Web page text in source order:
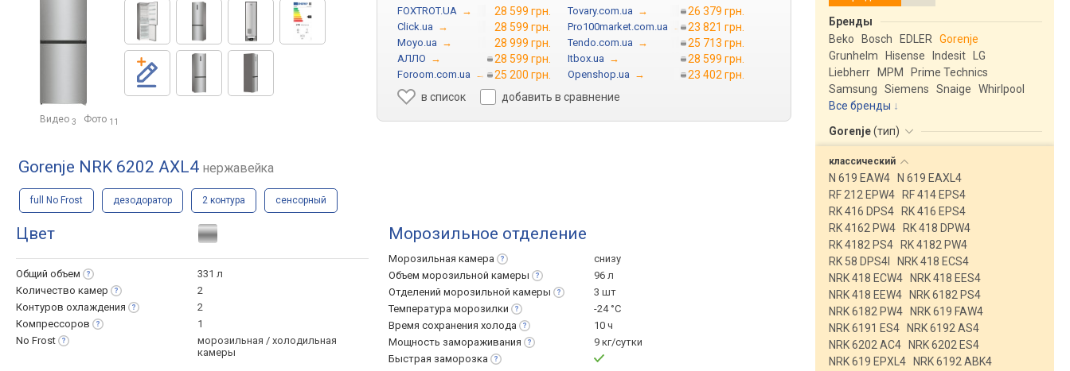
Видео 3 Фото 11
FOXTROT.UA → 28 599 грн. Tovary.com.ua → 26 379 грн.
Click.ua → 28 599 грн. Pro100market.com.ua → 23 821 грн.
Moyo.ua → 28 999 грн. Tendo.com.ua → 25 713 грн.
АЛЛО → 28 599 грн. Itbox.ua → 28 599 грн.
Foroom.com.ua → 25 200 грн. Openshop.ua →
23 402 грн.
в список
добавить в сравнение
Gorenje NRK 6202 AXL4 нержавейка
full No Frost дезодоратор 2 контура сенсорный
Цвет
Общий объем
331 л
Количество камер
2
Контуров охлаждения
2
Компрессоров
1
No Frost
морозильная / холодильная
камеры
Морозильное отделение
Морозильная камера
снизу
Объем морозильной камеры
96 л
Отделений морозильной камеры
3 шт
Температура морозилки
-24 °C
Время сохранения холода
10 ч
Мощность замораживания
9 кг/сутки
Быстрая заморозка
Бренды
Beko
Bosch EDLER
Gorenje
Grunhelm
Hisense Indesit
LG
Liebherr
MPM
Prime Technics
Samsung
Siemens Snaige
Whirlpool
Все бренды
Gorenje(тип)
классический
N 619 EAW4
N 619 EAXL4
RF 212 EPW4
RF 414 EPS4
RK 416 DPS4
RK 416 EPS4
RK 4162 PW4
RK 418 DPW4
RK 4182 PS4
RK 4182 PW4
RK 58 DPS4I
NRK 418 ECS4
NRK 418 ECW4
NRK 418 EES4
NRK 418 EEW4
NRK 6182 PS4
NRK 6182 PW4
NRK 619 FAW4
NRK 6191 ES4
NRK 6192 AS4
NRK 6202 AC4
NRK 6202 ES4
NRK 619 EPXL4
NRK 6192 ABK4